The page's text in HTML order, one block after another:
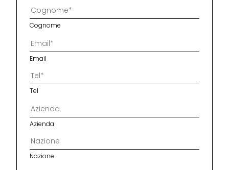
Cognome
Email
Tel
Azienda
Nazione